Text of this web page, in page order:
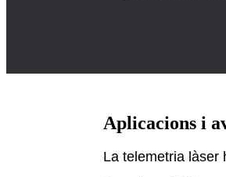
Aplicacions i
La telemetria làser